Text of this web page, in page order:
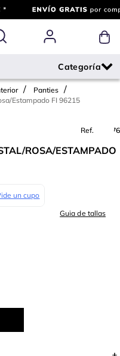
Panties
Estampado FI 96215
Ref.
722976
ROSA/ESTAMPADO
Guia de tallas